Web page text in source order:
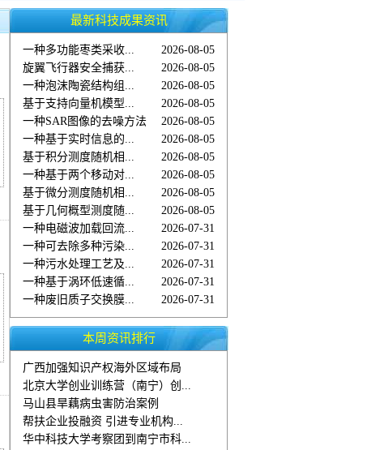
最新科技成果资讯
2026-08-05
一种多功能枣类采收...
2026-08-05
旋翼飞行器安全捕获...
2026-08-05
一种泡沫陶瓷结构组...
2026-08-05
基于支持向量机模型...
2026-08-05
一种SAR图像的去噪方法
2026-08-05
一种基于实时信息的...
2026-08-05
基于积分测度随机相...
2026-08-05
一种基于两个移动对...
2026-08-05
基于微分测度随机相...
2026-08-05
基于几何概型测度随...
2026-07-31
一种电磁波加载回流...
2026-07-31
一种可去除多种污染...
2026-07-31
一种污水处理工艺及...
2026-07-31
一种基于涡环低速循...
2026-07-31
一种废旧质子交换膜...
本周资讯排行
广西加强知识产权海外区域布局
北京大学创业训练营（南宁）创...
马山县旱藕病虫害防治案例
帮扶企业投融资 引进专业机构...
华中科技大学考察团到南宁市科...